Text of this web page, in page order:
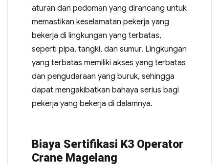
aturan dan pedoman yang dirancang untuk
memastikan keselamatan pekerja yang
bekerja di lingkungan yang terbatas,
seperti pipa, tangki, dan sumur. Lingkungan
yang terbatas memiliki akses yang terbatas
dan pengudaraan yang buruk, sehingga
dapat mengakibatkan bahaya serius bagi
pekerja yang bekerja di dalamnya.
Biaya Sertifikasi K3 Operator
Crane Magelang